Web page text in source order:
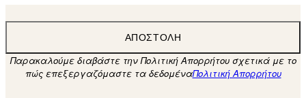
ΑΠΟΣΤΟΛΉ
Παρακαλούμε διαβάστε την Πολιτική Απορρήτου σχετικά με το
πώς επεξεργαζόμαστε τα δεδομέναΠολιτική Απορρήτου